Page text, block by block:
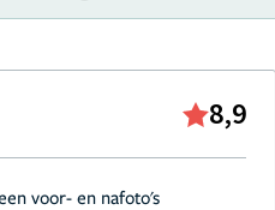
8,9
voor- en nafoto's